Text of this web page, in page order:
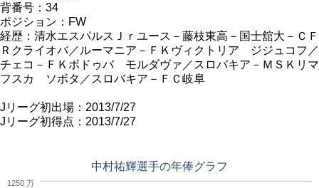
背番号：34
ポジション：FW
経歴：清水エスパルスＪｒユース－藤枝東高－国士舘大－ＣＦ
Ｒクライオバ／ルーマニア－ＦＫヴィクトリア ジジュコフ／
チェコ－ＦＫボドゥバ モルダヴァ／スロバキア－ＭＳＫリマ
フスカ ソボタ／スロバキア－ＦＣ岐阜
Jリーグ初出場：2013/7/27
Jリーグ初得点：2013/7/27
中村祐輝選手の年俸グラフ
1250 万